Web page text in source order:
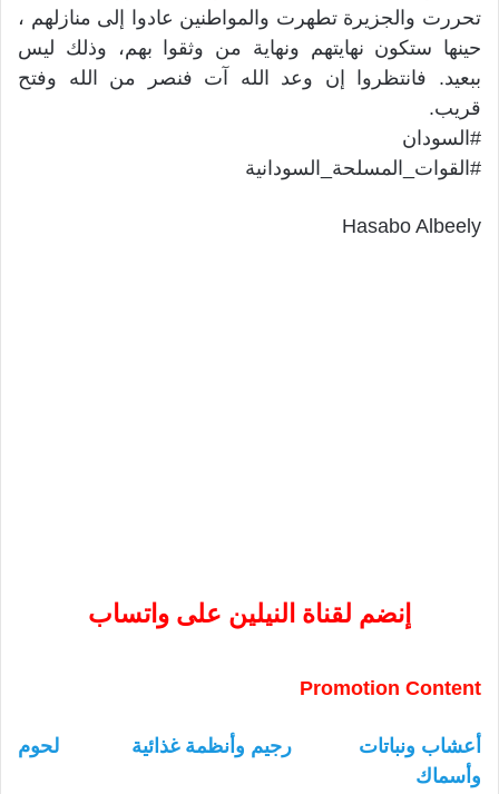
تحررت والجزيرة تطهرت والمواطنين عادوا إلى منازلهم ،
حينها ستكون نهايتهم ونهاية من وثقوا بهم، وذلك ليس
ببعيد. فانتظروا إن وعد الله آت فنصر من الله وفتح
قريب.
#السودان
#القوات_المسلحة_السودانية
Hasabo Albeely
إنضم لقناة النيلين على واتساب
Promotion Content
أعشاب ونباتات رجيم وأنظمة غذائية
لحوم
وأسماك